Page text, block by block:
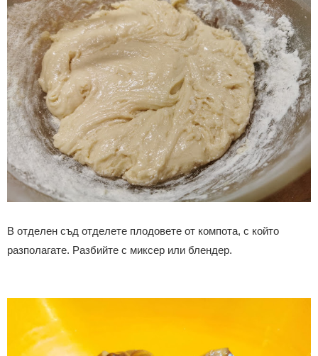
В отделен съд отделете плодовете от компота, с който
разполагате. Разбийте с миксер или блендер.